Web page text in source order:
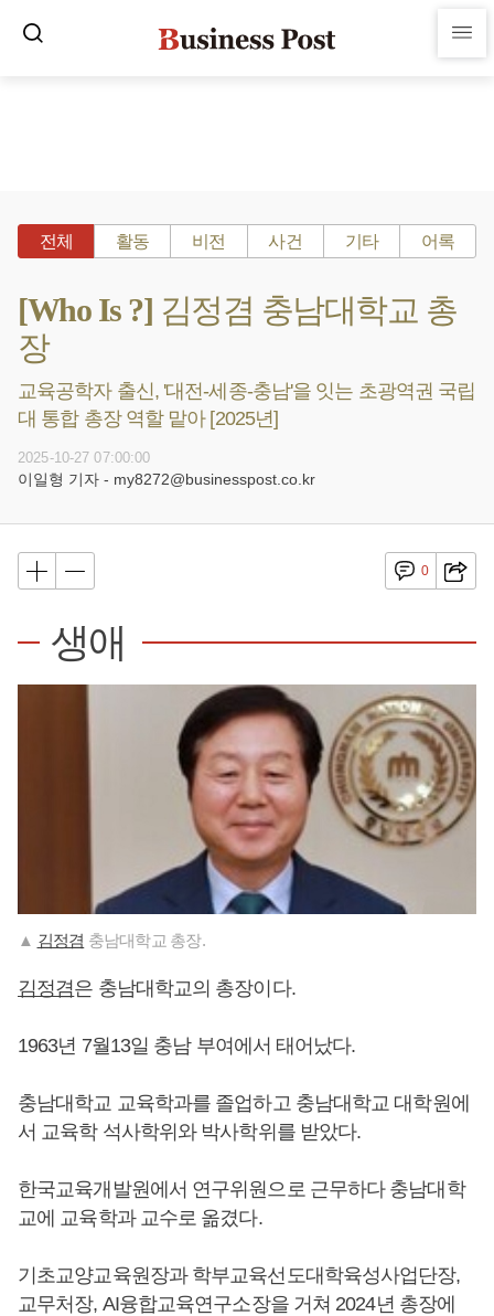
전체 활동 비전 사건 기타 어록
[Who Is ?] 김정겸 충남대학교 총
장
교육공학자 출신, '대전-세종-충남'을 잇는 초광역권 국립
대 통합 총장 역할 맡아 [2025년]
2025-10-27 07:00:00
이일형 기자 - my8272@businesspost.co.kr
0
생애
▲ 김정겸 충남대학교 총장.
김정겸은 충남대학교의 총장이다.
1963년 7월13일 충남 부여에서 태어났다.
충남대학교 교육학과를 졸업하고 충남대학교 대학원에
서 교육학 석사학위와 박사학위를 받았다.
한국교육개발원에서 연구위원으로 근무하다 충남대학
교에 교육학과 교수로 옮겼다.
기초교양교육원장과 학부교육선도대학육성사업단장,
교무처장, AI융합교육연구소장을 거쳐 2024년 총장에